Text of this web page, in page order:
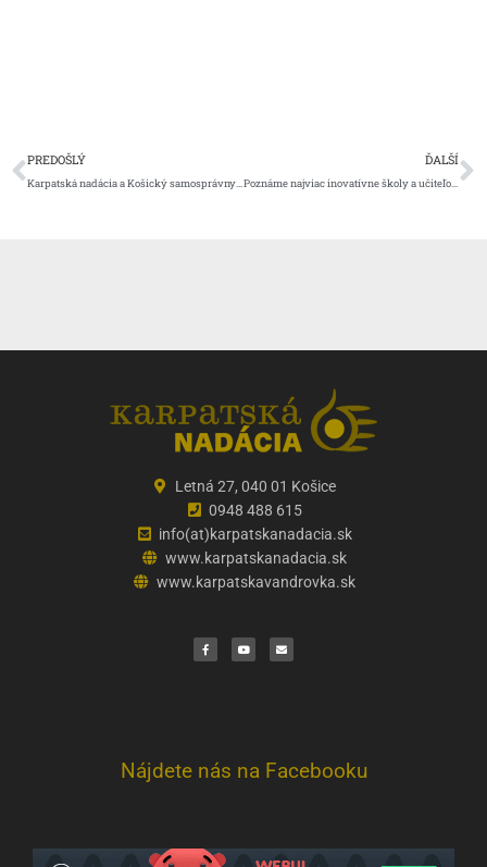
Prev
PREDOŠLÝ
Karpatská nadácia a Košický samosprávny kraj podpísali Memorandum o spolupráci​
ĎALŠÍ
Poznáme najviac inovatívne školy a učiteľov na východnom Slovensku
Letná 27, 040 01 Košice
0948 488 615
info(at)karpatskanadacia.sk
www.karpatskanadacia.sk
www.karpatskavandrovka.sk
c
e
b
u
t
u
v
e
l
Nájdete nás na Facebooku